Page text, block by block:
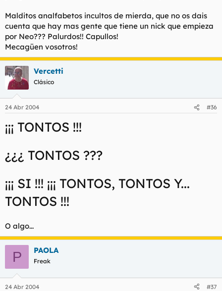
Malditos analfabetos incultos de mierda, que no os dais
cuenta que hay mas gente que tiene un nick que empieza
por Neo??? Palurdos!! Capullos!
Mecagüen vosotros!
Vercetti
Clásico
24 Abr 2004 #36
¡¡¡ TONTOS !!!
¿¿¿ TONTOS ???
¡¡¡ SI !!! ¡¡¡ TONTOS, TONTOS Y...
TONTOS !!!
O algo...
P PAOLA
Freak
24 Abr 2004 #37